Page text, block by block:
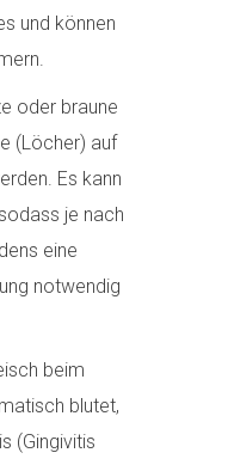
und können
oder braune
(Löcher) auf
Es kann
je nach
eine
notwendig
beim
blutet,
(Gingivitis